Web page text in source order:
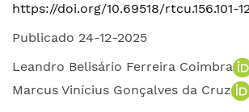
https://doi.org/10.69518/rtcu.156.101-
Publicado 24-12-2025
Leandro Belisário Ferreira Coimbra
Marcus Vinícius Gonçalves da Cruz